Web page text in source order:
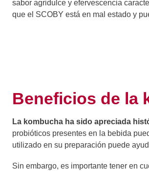
sabor agridulce y efervescencia
que el SCOBY está en mal estado y
Beneficios de la
La kombucha ha sido apreciada
probióticos presentes en la bebida
utilizado en su preparación puede
Sin embargo, es importante tener en